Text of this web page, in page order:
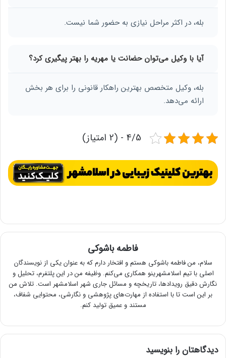
بله، در اکثر مراحل نیازی به حضور شما نیست.
آیا با وکیل می‌توان حضانت یا مهریه را بهتر پیگیری کرد؟
بله، وکیل متخصص بهترین راهکار قانونی را برای هر بخش
ارائه می‌دهد.
4/5 - (2 امتیاز)
فاطمه باشوکی
سلام، من فاطمه باشوکی هستم و افتخار دارم که به عنوان یکی از نویسندگان
اصلی با تیم اسلامشهرینو همکاری می‌کنم. وظیفه من در این پلتفرم، تحلیل و
نگارش دقیق رویدادها، تاریخچه و مسائل جاری شهر اسلامشهر است. تلاش من
بر این است تا با استفاده از مهارت‌های پژوهشی و نگارشی، محتوایی شفاف،
مستند و عمیق تولید کنم.
دیدگاهتان را بنویسید